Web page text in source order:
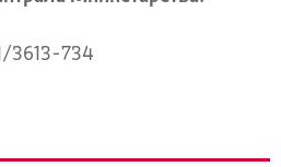
3613-734